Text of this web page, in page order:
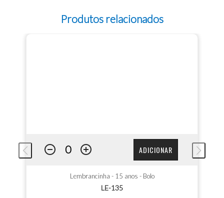
Produtos relacionados
ADICIONAR
Lembrancinha - 15 anos - Bolo
LE-135